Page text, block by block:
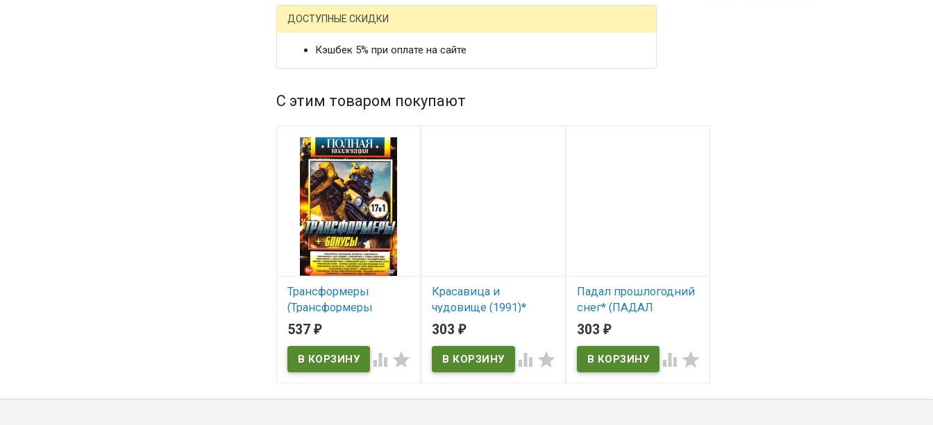
ДОСТУПНЫЕ СКИДКИ
Кэшбек 5% при оплате на сайте
С этим товаром покупают
Трансформеры
(Трансформеры
Восхождение
Трансформеры /
Трансформеры 2
Трансформеры 3
537 ₽
 
Красавица и
чудовище (1991)*
(Beauty and the Beast)
В наличии
Beauty and the Beast
303₽
 
Падал прошлогодний
снег* (ПАДАЛ
ПРОШЛОГОДНИЙ
СНЕГ
303 ₽
 